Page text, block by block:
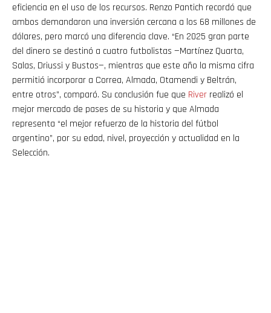
eficiencia en el uso de los recursos. Renzo Pantich recordó que
ambos demandaron una inversión cercana a los 68 millones de
dólares, pero marcó una diferencia clave. “En 2025 gran parte
del dinero se destinó a cuatro futbolistas —Martínez Quarta,
Salas, Driussi y Bustos—, mientras que este año la misma cifra
permitió incorporar a Correa, Almada, Otamendi y Beltrán,
entre otros”, comparó. Su conclusión fue que River realizó el
mejor mercado de pases de su historia y que Almada
representa “el mejor refuerzo de la historia del fútbol
argentino”, por su edad, nivel, proyección y actualidad en la
Selección.